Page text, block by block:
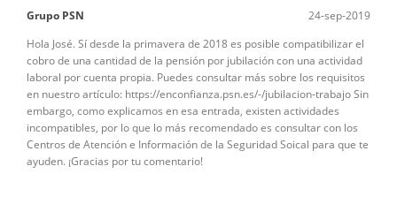
Grupo PSN 24-sep-2019
Hola José. Sí desde la primavera de 2018 es posible compatibilizar el
cobro de una cantidad de la pensión por jubilación con una actividad
laboral por cuenta propia. Puedes consultar más sobre los requisitos
en nuestro artículo: https://enconfianza.psn.es/-/jubilacion-trabajo Sin
embargo, como explicamos en esa entrada, existen actividades
incompatibles, por lo que lo más recomendado es consultar con los
Centros de Atención e Información de la Seguridad Soical para que te
ayuden. ¡Gracias por tu comentario!